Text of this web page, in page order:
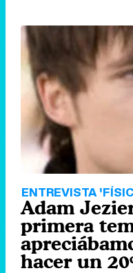
ENTREVISTA
Adam
primera
hacer un